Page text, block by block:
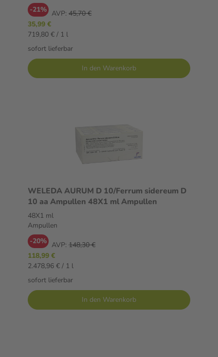
-21% AVP: 45,70 €
35,99 €
719,80 € / 1 l
sofort lieferbar
In den Warenkorb
WELEDA AURUM D 10/Ferrum sidereum D
10 aa Ampullen 48X1 ml Ampullen
48X1 ml
Ampullen
-20% AVP: 148,30 €
118,99 €
2.478,96 € / 1 l
sofort lieferbar
In den Warenkorb